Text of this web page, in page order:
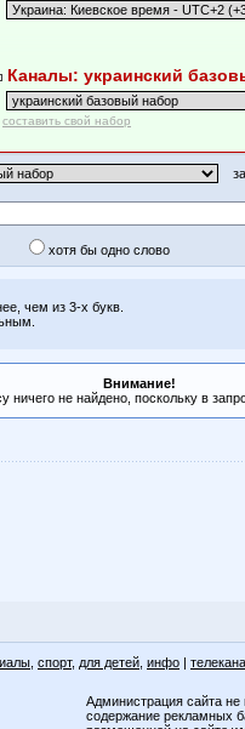
Каналы: украинский
составить свой набор
за
хотя бы одно слово
чем из 3-х букв.
Внимание!
ничего не найдено, поскольку в
спорт, для детей инфо |
Администрация сайта не
содержание рекламных